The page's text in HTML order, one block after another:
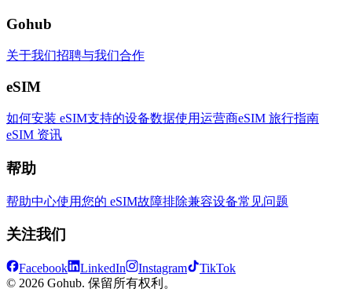
Gohub
关于我们招聘与我们合作
eSIM
如何安装 eSIM支持的设备数据使用运营商eSIM 旅行指南
eSIM 资讯
帮助
帮助中心使用您的 eSIM故障排除兼容设备常见问题
关注我们
Facebook LinkedIn Instagram
TikTok
© 2026 Gohub. 保留所有权利。